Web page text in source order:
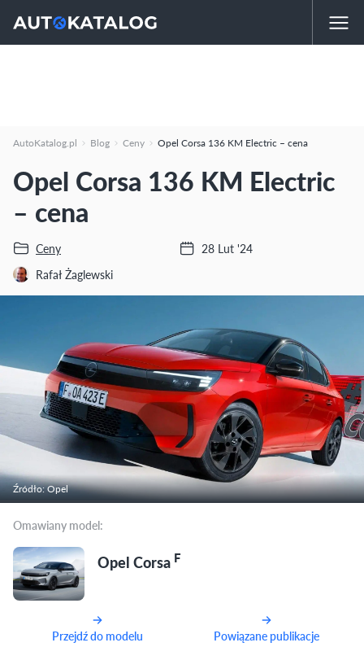
AutoKatalog.pl Blog Ceny Opel Corsa 136 KM Electric – cena
Opel Corsa 136 KM Electric
– cena
Ceny
Rafał Żaglewski
28 Lut '24
Źródło: Opel
Omawiany model:
Opel Corsa F
Przejdź do modelu Powiązane publikacje